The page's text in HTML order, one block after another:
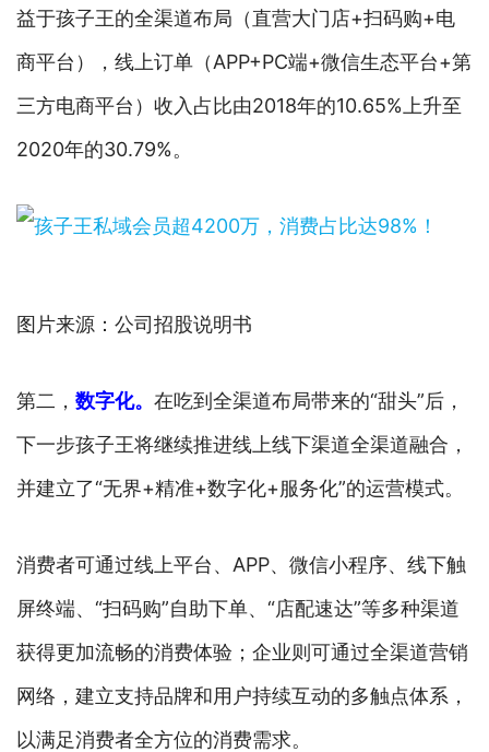
益于孩子王的全渠道布局（直营大门店+扫码购+电
商平台），线上订单（APP+PC端+微信生态平台+第
三方电商平台）收入占比由2018年的10.65%上升至
2020年的30.79%。
图片来源：公司招股说明书
第二， 数字化。 在吃到全渠道布局带来的“甜头”后，
下一步孩子王将继续推进线上线下渠道全渠道融合，
并建立了“无界+精准+数字化+服务化”的运营模式。
消费者可通过线上平台、APP、微信小程序、线下触
屏终端、“扫码购”自助下单、“店配速达”等多种渠道
获得更加流畅的消费体验；企业则可通过全渠道营销
网络，建立支持品牌和用户持续互动的多触点体系，
以满足消费者全方位的消费需求。